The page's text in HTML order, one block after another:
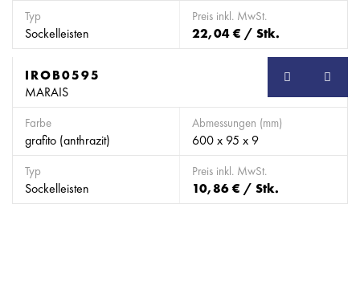
Typ
Sockelleisten
Preis inkl. MwSt.
22,04 € / Stk.
SB
IROB0595
MARAIS
Farbe
grafito (anthrazit)
Abmessungen (mm)
600 x 95 x 9
Typ
Sockelleisten
Preis inkl. MwSt.
10,86 € / Stk.